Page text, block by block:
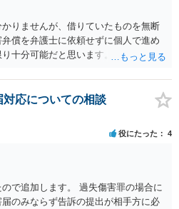
りませんが、借りていたものを無断
償を弁護士に依頼せずに個人で進め
十分可能だと思います。 見積を出し
助言をもらえば足りるでしょう。
応についての相談
役にたった 4
で追加します。 過失傷害罪の場合に
のみならず告訴の提出が相手方に必